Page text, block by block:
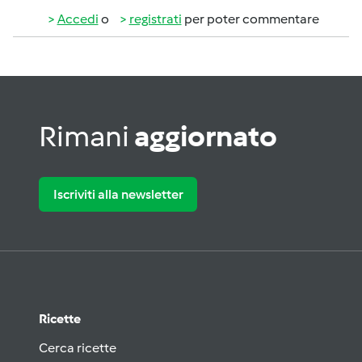
Accedi o registrati per poter commentare
Rimani aggiornato
Iscriviti alla newsletter
Ricette
Cerca ricette